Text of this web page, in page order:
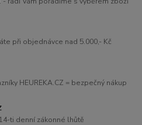
při objednávce nad 5.000,- Kč
HEUREKA.CZ = bezpečný nákup
ti denní zákonné lhůtě